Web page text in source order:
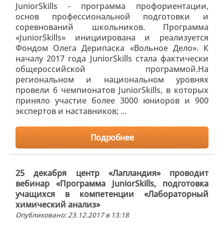
JuniorSkills - программа профориентации,
основ профессиональной подготовки и
соревнований школьников. Программа
«JuniorSkills» инициирована и реализуется
Фондом Олега Дерипаска «Вольное Дело». К
началу 2017 года JuniorSkills стала фактически
общероссийской программой.На
региональном и национальном уровнях
провели 6 чемпионатов JuniorSkills, в которых
приняло участие более 3000 юниоров и 900
экспертов и наставников; ...
Подробнее
25 декабря центр «Лапландия» проводит
вебинар «Программа JuniorSkills, подготовка
учащихся в компетенции «Лабораторный
химический анализ»
Опубликовано: 23.12.2017 в 13:18